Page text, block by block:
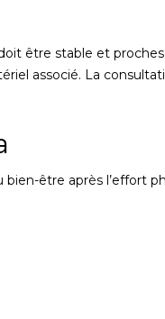
être stable et proches
associé. La
être après l’effort